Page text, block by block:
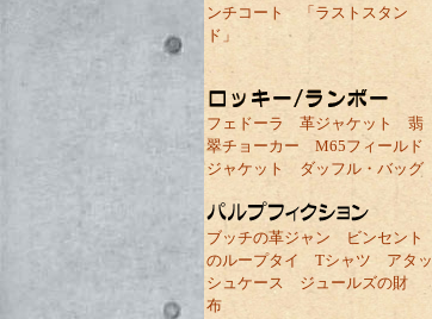
ンチコート
「ラストスタン
ド」
フェドーラ 革ジャケット
翡
翠チョーカー
M65フィールド
ジャケット
ダッフル・バッグ
ブッチの革ジャン
ビンセント
のループタイ
Tシャツ
アタッ
シュケース
ジュールズの財
布